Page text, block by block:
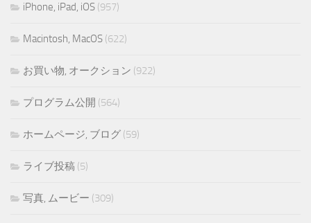
iPhone, iPad, iOS (957)
Macintosh, MacOS (622)
お買い物, オークション (922)
プログラム公開 (564)
ホームページ, ブログ (59)
ライブ投稿 (5)
写真, ムービー (309)